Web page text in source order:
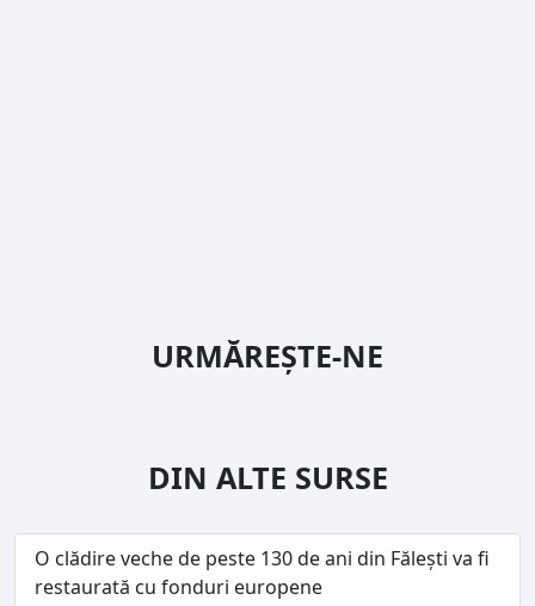
URMĂREȘTE-NE
DIN ALTE SURSE
O clădire veche de peste 130 de ani din Fălești va fi
restaurată cu fonduri europene